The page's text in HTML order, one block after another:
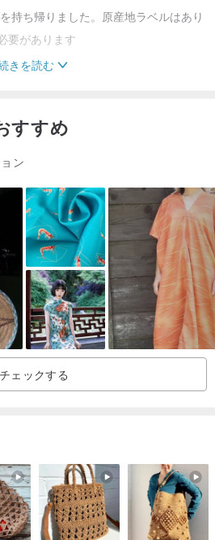
持ち帰りました。原産地ラベルはあり
要があります
/カラーマッチングはエレガントで着
きを読む
すすめ
ン
チェックする